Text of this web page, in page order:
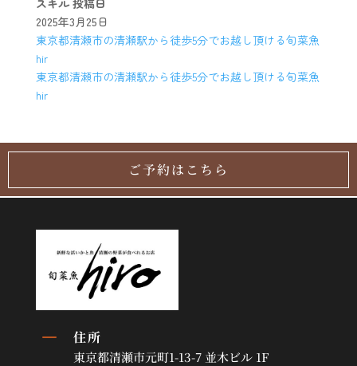
2025年3月25日
東京都清瀬市の清瀬駅から徒歩5分でお越し頂ける旬菜魚
hir
東京都清瀬市の清瀬駅から徒歩5分でお越し頂ける旬菜魚
hir
ご予約はこちら
K 住所
東京都清瀬市元町1-13-7 並木ビル 1F